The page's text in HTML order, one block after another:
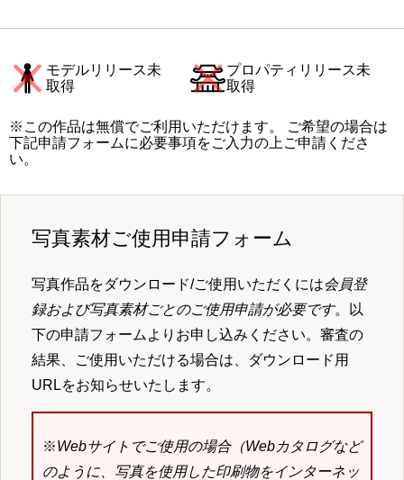
モデルリリース未
取得
プロパティリリース未
取得
※この作品は無償でご利用いただけます。 ご希望の場合は
下記申請フォームに必要事項をご入力の上ご申請くださ
い。
写真素材ご使用申請フォーム
写真作品をダウンロード/ご使用いただくには会員登
録および写真素材ごとのご使用申請が必要です。以
下の申請フォームよりお申し込みください。審査の
結果、ご使用いただける場合は、ダウンロード用
URLをお知らせいたします。
※Webサイトでご使用の場合（Webカタログなど
のように、写真を使用した印刷物をインターネッ